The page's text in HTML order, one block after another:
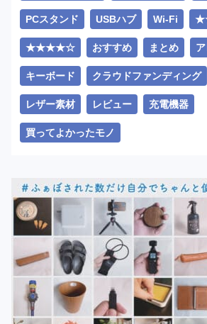
PCスタンド USBハブ Wi-Fi
★★★★☆ おすすめ まとめ
キーボード クラウドファンディング
レザー素材 レビュー 充電機器
買ってよかったモノ